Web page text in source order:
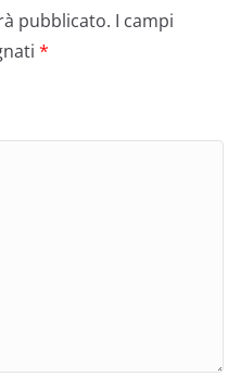
pubblicato. I campi
*